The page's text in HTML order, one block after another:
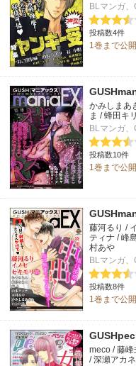
BLマンガ
投稿数4件
1巻まで公
かみしまあ
ま / 蜂田キ
BLマンガ
投稿数10件
1巻まで公
藤河るり /
ティナ / 峰
村あや
BLマンガ
投稿数8件
1巻まで公
meco / 藤峰
/ 深瀬アカ